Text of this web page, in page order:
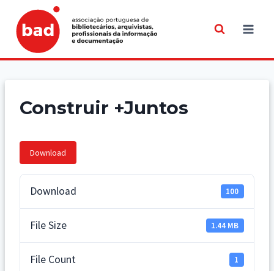
content
Construir +Juntos
Download
Download 100
File Size 1.44 MB
File Count 1